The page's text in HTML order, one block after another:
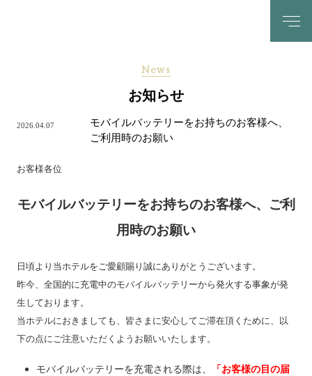
News
お知らせ
2026.04.07
モバイルバッテリーをお持ちのお客様へ、
ご利用時のお願い
お客様各位
モバイルバッテリーをお持ちのお客様へ、ご利
用時のお願い
日頃より当ホテルをご愛顧賜り誠にありがとうございます。
昨今、全国的に充電中のモバイルバッテリーから発火する事象が発
生しております。
当ホテルにおきましても、皆さまに安心してご滞在頂くために、以
下の点にご注意いただくようお願いいたします。
モバイルバッテリーを充電される際は、
「お客様の目の届